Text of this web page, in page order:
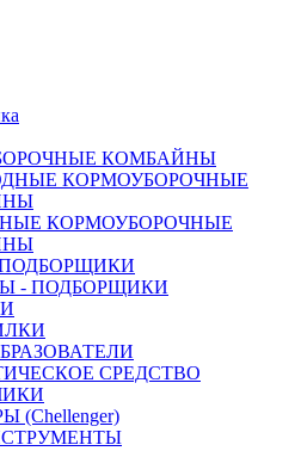
КОМБАЙНЫ
КОРМОУБОРОЧНЫЕ
КОРМОУБОРОЧНЫЕ
- ПОДБОРЩИКИ
СРЕДСТВО
(Chellenger)